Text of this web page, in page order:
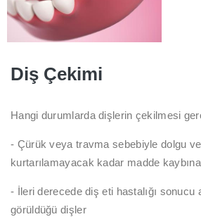
Diş Çekimi
Hangi durumlarda dişlerin çekilmesi
- Çürük veya travma sebebiyle dolgu
kurtarılamayacak kadar madde
- İleri derecede diş eti hastalığı sonucu
görüldüğü dişler